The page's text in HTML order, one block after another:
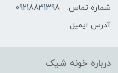
شماره تماس:
09218831398
آدرس ایمیل:
درباره خونه شیک